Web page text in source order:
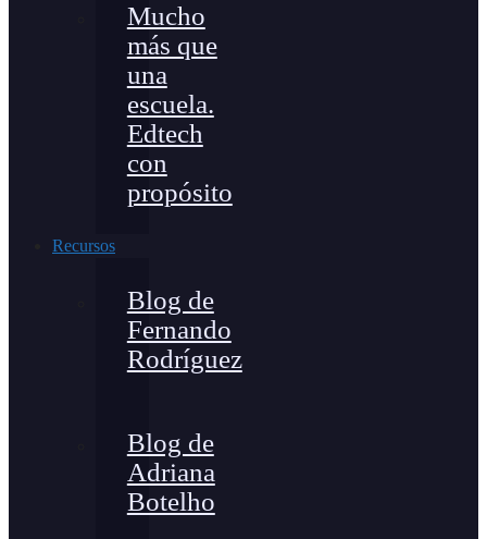
Mucho
más que
una
escuela.
Edtech
con
propósito
Recursos
Blog de
Fernando
Rodríguez
Blog de
Adriana
Botelho